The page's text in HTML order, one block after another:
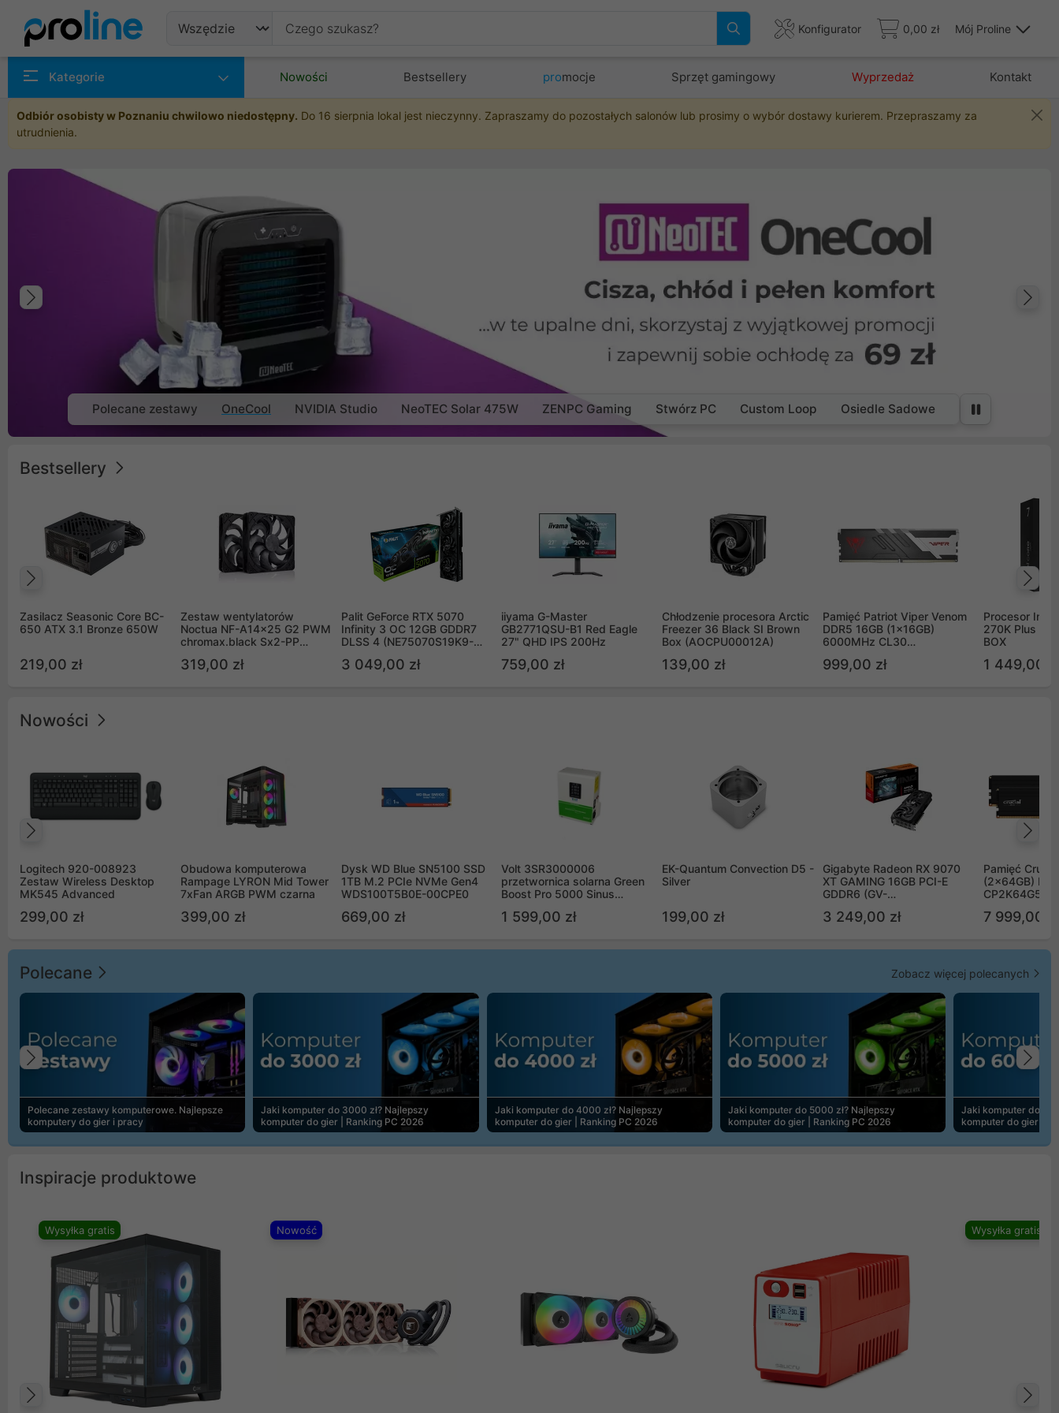
Konfigurator 0,00 zł Mój Proline
Kategorie Nowości Bestsellery promocje Sprzęt gamingowy Wyprzedaż Kontakt
Odbiór osobisty w Poznaniu chwilowo niedostępny. Do 16 sierpnia lokal jest nieczynny. Zapraszamy do pozostałych salonów lub prosimy o wybór dostawy kurierem. Przepraszamy za
utrudnienia.
Poprzedni
Polecane zestawy OneCool NVIDIA Studio NeoTEC Solar 475W ZENPC Gaming Stwórz PC Custom Loop Osiedle Sadowe
Bestsellery
Zasilacz Seasonic Core BC-
650 ATX 3.1 Bronze 650W
219,00 zł
Zestaw wentylatorów
Noctua NF-A14x25 G2 PWM
chromax.black Sx2-PP
(2szt)
319,00 zł
Palit GeForce RTX 5070
Infinity 3 OC 12GB GDDR7
DLSS 4 (NE75070S19K9-
3 049,00 zł
iiyama G-Master
GB2771QSU-B1 Red Eagle
27" QHD IPS 200Hz
759,00 zł
Chłodzenie procesora Arctic
Freezer 36 Black SI Brown
Box (AOCPU00012A)
139,00 zł
Pamięć Patriot Viper Venom
DDR5 16GB (1x16GB)
6000MHz CL30
999,00 zł
Procesor Intel
270K Plus
BOX
1 449,00 zł
Nowości
Logitech 920-008923
Zestaw Wireless Desktop
MK545 Advanced
299,00 zł
Obudowa komputerowa
Rampage LYRON Mid Tower
7xFan ARGB PWM czarna
399,00 zł
Dysk WD Blue SN5100 SSD
1TB M.2 PCIe NVMe Gen4
WDS100T5B0E-00CPE0
669,00 zł
Volt 3SR3000006
przetwornica solarna Green
Boost Pro 5000 Sinus
1 599,00 zł
EK-Quantum Convection D5 -
Silver
199,00 zł
Gigabyte Radeon RX 9070
XT GAMING 16GB PCI-E
GDDR6 (GV-
3 249,00 zł
Pamięć
(2x64GB)
7 999,00 zł
Polecane Zobacz więcej polecanych
Polecane zestawy komputerowe. Najlepsze
komputery do gier i pracy
Jaki komputer do 3000 zł? Najlepszy
komputer do gier | Ranking PC 2026
Jaki komputer do 4000 zł? Najlepszy
komputer do gier | Ranking PC 2026
Jaki komputer do 5000 zł? Najlepszy
komputer do gier | Ranking PC 2026
Jaki komputer do
komputer do gier |
Poprzedni
Inspiracje produktowe
Wysyłka gratis Nowość Wysyłka gratis